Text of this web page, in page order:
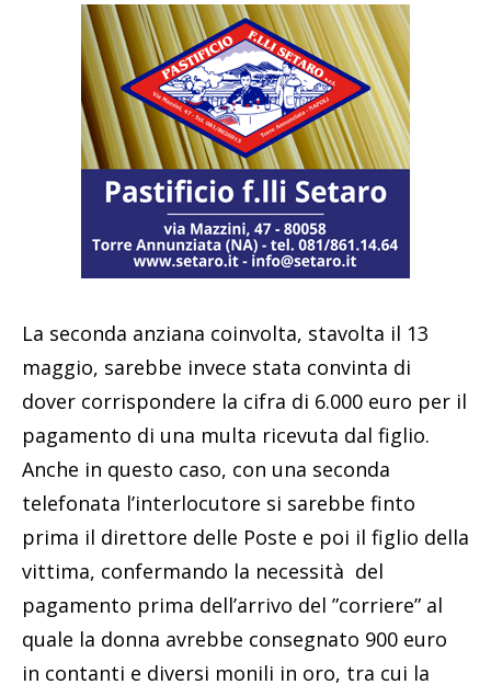
La seconda anziana coinvolta, stavolta il 13
maggio, sarebbe invece stata convinta di
dover corrispondere la cifra di 6.000 euro per il
pagamento di una multa ricevuta dal figlio.
Anche in questo caso, con una seconda
telefonata l’interlocutore si sarebbe finto
prima il direttore delle Poste e poi il figlio della
vittima, confermando la necessità del
pagamento prima dell’arrivo del ”corriere” al
quale la donna avrebbe consegnato 900 euro
in contanti e diversi monili in oro, tra cui la